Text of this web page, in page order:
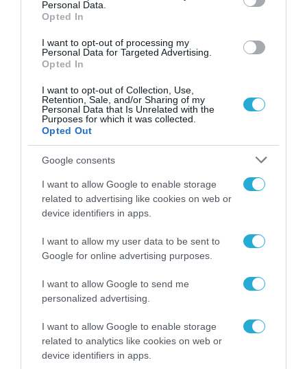
Personal Data.
Opted In
I want to opt-out of processing my
Personal Data for Targeted Advertising.
Opted In
I want to opt-out of Collection, Use,
Retention, Sale, and/or Sharing of my
Personal Data that Is Unrelated with the
Purposes for which it was collected.
Opted Out
Google consents
I want to allow Google to enable storage
related to advertising like cookies on web or
device identifiers in apps.
I want to allow my user data to be sent to
Google for online advertising purposes.
I want to allow Google to send me
personalized advertising.
I want to allow Google to enable storage
related to analytics like cookies on web or
device identifiers in apps.
9 Ιουνίου στο PlayStation 5, το Steam και το
XBOX Series X|S*, έχει ήδη ξεκινήσει. Κατά τη
διάρκεια αυτής της εβδομάδας, μπορείτε να
οποιαδήποτε πρόοδος επιτευχθεί θα
μεταφερθεί στη Season 2, όταν το
αγοράσετε.
Για περισσότερες πληροφορίες σχετικά με
το περιεχόμενο της Season 2 του Marathon,
δείτε το Developer Insight